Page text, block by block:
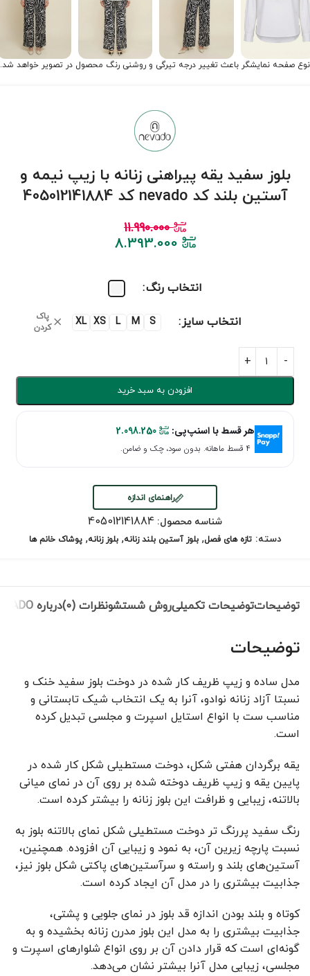
نوع صفحه نمایشگر باعث تغییر درجه تیرگی و روشنی رنگ محصول در تصویر خواهد شد.
بلوز سفید یقه پیراهنی زنانه با زیپ نیمه و
آستین بلند کد nevado کد 405012141884
11.990.000
8.393.000
انتخاب رنگ
انتخاب سایز S
M
L
XS
XL
پاک
کردن
افزودن به سبد خرید
هر قسط با اسنپ‌پی: 2.098.250
۴ قسط ماهانه. بدون سود، چک و ضامن.
راهنمای اندازه
شناسه محصول: 405012141884
دسته: تازه های فصل, بلوز آستین بلند زنانه, بلوز زنانه, پوشاک خانم ها
توضیحاتتوضیحات تکمیلیروش شستشونظرات (0) درباره NEVADO
توضیحات
مدل ساده و زیپ ظریف کار شده در دوخت بلوز سفید خنک و
نسبتا آزاد زنانه نوادو، آنرا به یک انتخاب شیک تابستانی و
مناسب ست با انواع استایل اسپرت و مجلسی تبدیل کرده
است.
یقه برگردان هفتی شکل، دوخت مستطیلی شکل کار شده در
پایین یقه و زیپ ظریف دوخته شده بر روی آن در نمای میانی
بالاتنه، زیبایی و ظرافت این بلوز زنانه را بیشتر کرده است.
رنگ سفید پررنگ تر دوخت مستطیلی شکل نمای بالاتنه بلوز به
نسبت پارچه زیرین آن، به نمود و زیبایی آن افزوده. همچنین،
آستین‌های بلند و راسته و سرآستین‌های پاکتی شکل بلوز نیز،
جذابیت بیشتری را در مدل آن ایجاد کرده است.
کوتاه و بلند بودن اندازه قد بلوز در نمای جلویی و پشتی،
جذابیت بیشتری را به مدل این بلوز مدرن زنانه بخشیده و به
گونه‌ای است که قرار دادن آن بر روی انواع شلوارهای اسپرت و
مجلسی، زیبایی مدل آنرا بیشتر نشان می‌دهد.